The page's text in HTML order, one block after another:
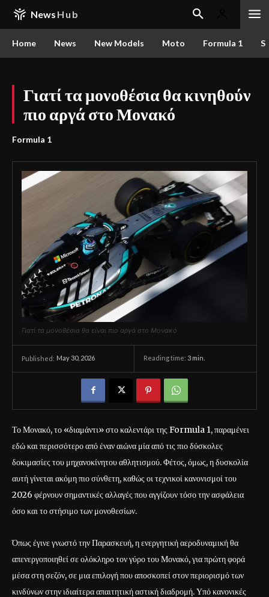
News Hub
Home News New Models Moto Formula 1
Γιατί τα μονοθέσια θα κινηθούν
πιο αργά στο Μονακό
Formula 1
Γιατί τα μονοθέσια θα είναι πιο αργά στο Μονακό
Published: May 30, 2026 Reading time: 3 min.
Το Μονακό, το «διαμάντι» στο καλεντάρι της Formula 1, παραμένει
εδώ και περισσότερο από έναν αιώνα μία από τις πιο δύσκολες
δοκιμασίες του μηχανοκίνητου αθλητισμού. Φέτος, όμως, η δυσκολία
αυτή γίνεται ακόμη πιο σύνθετη, καθώς οι τεχνικοί κανονισμοί του
2026 φέρνουν σημαντικές αλλαγές που αγγίζουν τόσο την ασφάλεια
όσο και το στήσιμο των μονοθεσίων.
Όπως έγινε γνωστό την Παρασκευή, η ενεργητική αεροδυναμική θα
απενεργοποιηθεί σε ολόκληρο τον γύρο του Μονακό, για πρώτη φορά
μέσα στη σεζόν, σε μια επιλογή που αποσκοπεί στον περιορισμό των
κινδύνων στην ιδιαίτερα απαιτητική αστική διαδρομή. Υπό κανονικές